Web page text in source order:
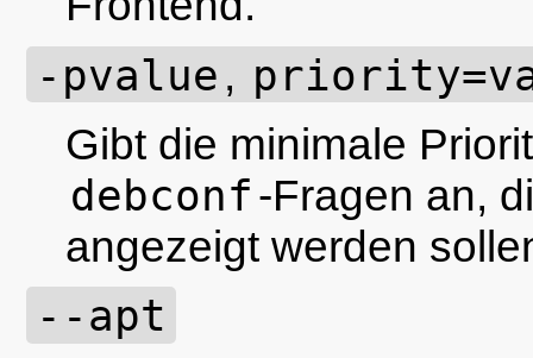
-pvalue ,
Gibt die minimale
debconf-Fragen an,
angezeigt werden
--apt